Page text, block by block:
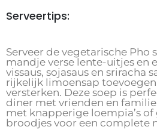
Serveertips:
Serveer de vegetarische Pho
mandje verse lente-uitjes en
vissaus, sojasaus en sriracha
rijkelijk limoensap
versterken. Deze soep is
diner met vrienden en
met knapperige loempia’s
broodjes voor een complete